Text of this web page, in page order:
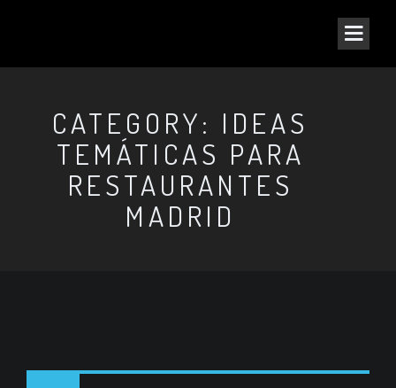
CATEGORY: IDEAS
TEMÁTICAS PARA
RESTAURANTES
MADRID